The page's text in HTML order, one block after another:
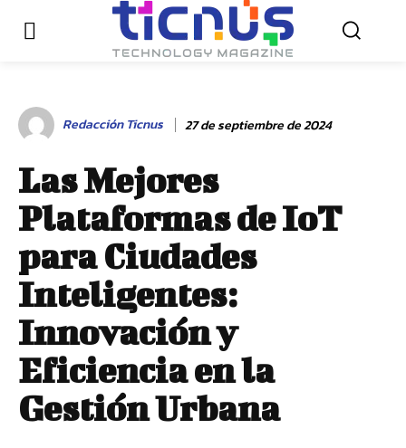
Redacción Ticnus 27 de septiembre de 2024
Las Mejores
Plataformas de IoT
para Ciudades
Inteligentes:
Innovación y
Eficiencia en la
Gestión Urbana